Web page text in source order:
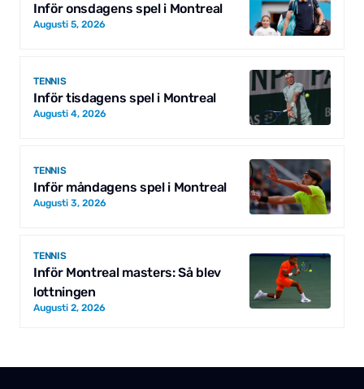
Inför onsdagens spel i Montreal
Augusti 5, 2026
TENNIS
Inför tisdagens spel i Montreal
Augusti 4, 2026
TENNIS
Inför måndagens spel i Montreal
Augusti 3, 2026
TENNIS
Inför Montreal masters: Så blev
lottningen
Augusti 2, 2026